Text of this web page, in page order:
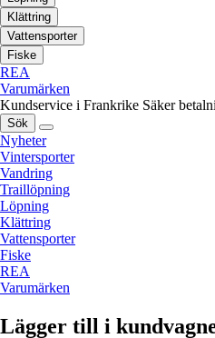
Klättring
Vattensporter
Fiske
REA
Varumärken
Kundservice i Frankrike Säker
Sök
Nyheter
Vintersporter
Vandring
Traillöpning
Löpning
Klättring
Vattensporter
Fiske
REA
Varumärken
Lägger till i